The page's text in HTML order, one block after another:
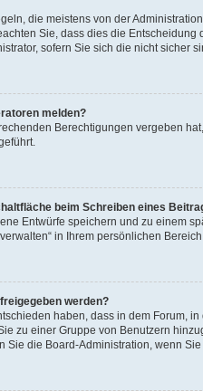
die meistens von der
Sie, dass dies die
sofern Sie sich die nicht sicher
melden?
Berechtigungen vergeben
beim Schreiben eines
Entwürfe speichern und zu einem
in Ihrem persönlichen
werden?
haben, dass in dem Forum,
zu einer Gruppe von Benutzern
Sie die Board-Administration, wenn